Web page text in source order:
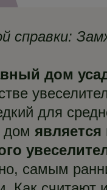
справки:
дом
для
дом
самым